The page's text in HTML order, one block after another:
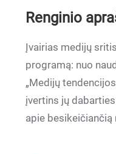
Renginio
Įvairias medijų
programą: nuo
„Medijų
įvertins jų
apie